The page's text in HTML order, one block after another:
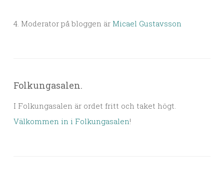
4. Moderator på bloggen är Micael Gustavsson
Folkungasalen.
I Folkungasalen är ordet fritt och taket högt.
Välkommen in i Folkungasalen!